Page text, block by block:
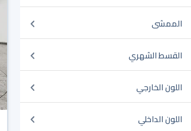
الممشى
القسط الشهري
اللون الخارجي
اللون الداخلي